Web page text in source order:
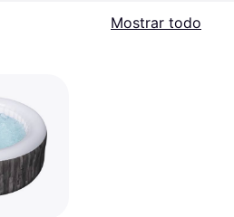
Mostrar todo